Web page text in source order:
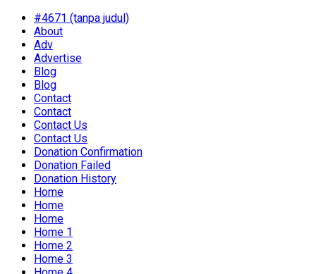
#4671 (tanpa judul)
About
Adv
Advertise
Blog
Blog
Contact
Contact
Contact Us
Contact Us
Donation Confirmation
Donation Failed
Donation History
Home
Home
Home
Home 1
Home 2
Home 3